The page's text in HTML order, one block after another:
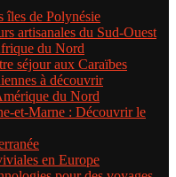
îles de Polynésie
artisanales du Sud-Ouest
du Nord
séjour aux Caraïbes
à découvrir
du Nord
et-Marne : Découvrir le
en Europe